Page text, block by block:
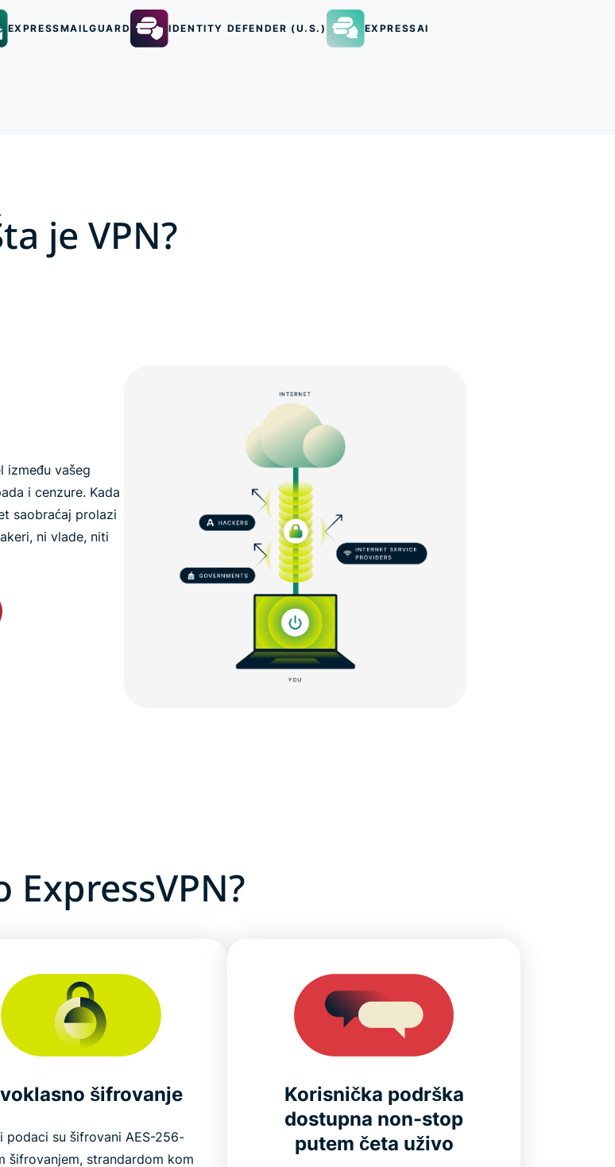
EXPRESSMAILGUARD IDENTITY DEFENDER (U.S.) EXPRESSAI
je VPN?
između vašeg
i cenzure. Kada
saobraćaj prolazi
ni vlade, niti
ExpressVPN?
šifrovanje
podaci su šifrovani AES-256-
šifrovanjem, strandardom kom
Korisnička podrška
dostupna non-stop
putem četa uživo